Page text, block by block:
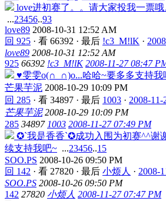
love进初赛了。。请大家投我一票哦
...23456..93
love89 2008-10-31 12:52 AM
回 925 · 看 66392 · 最后 !c3_M!lK ·
love89 2008-10-31 12:52 AM
925 66392 !c3_M!lK 2008-11-27 08:47
♥雯雯o(∩_∩)o...哈哈~要多多支持我
芒果芋泥 2008-10-29 10:09 PM
回 285 · 看 34897 · 最后 1003 · 2008-11-
芒果芋泥 2008-10-29 10:09 PM
285 34897 1003 2008-11-27 07:49 PM
✪`我是香香`✪成功入围为初赛^^谢
续支持我吧~ ...23456..15
SOO.PS 2008-10-26 09:50 PM
回 142 · 看 27820 · 最后 小烦人 · 2008-
SOO.PS 2008-10-26 09:50 PM
142 27820 小烦人 2008-11-27 07:47 PM